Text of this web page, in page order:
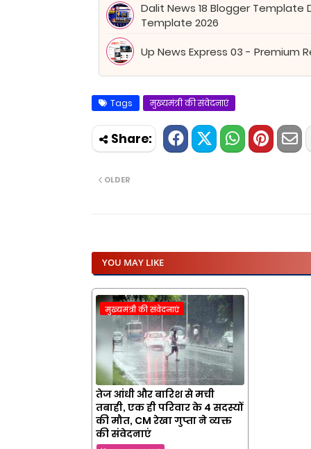
Dalit News 18 Blogger Template
Template 2026
Up News Express 03 - Premium
Tags मुख्यमंत्री की संवेदनाएं
OLDER
YOU MAY LIKE
मुख्यमंत्री की संवेदनाएं
तेज आंधी और बारिश से मची
तबाही, एक ही परिवार के 4 सदस्यों
की मौत, CM रेखा गुप्ता ने व्यक्त
की संवेदनाएं